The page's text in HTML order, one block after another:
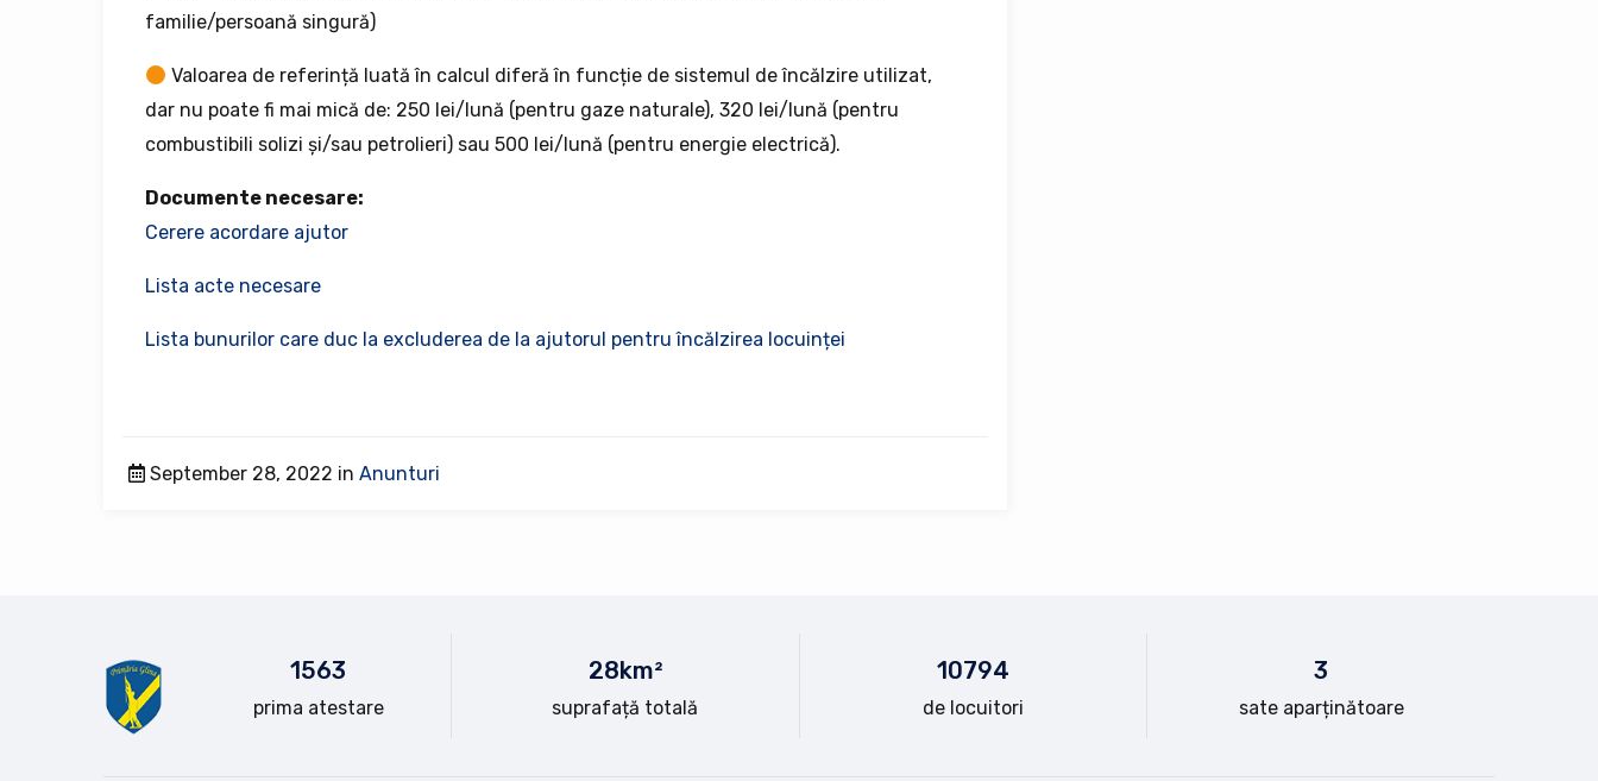
familie/persoană singură)
Valoarea de referință luată în calcul diferă în funcție de sistemul de încălzire utilizat,
dar nu poate fi mai mică de: 250 lei/lună (pentru gaze naturale), 320 lei/lună (pentru
combustibili solizi și/sau petrolieri) sau 500 lei/lună (pentru energie electrică).
Documente necesare:
Cerere acordare ajutor
Lista acte necesare
Lista bunurilor care duc la excluderea de la ajutorul pentru încălzirea locuinței
September 28, 2022 in Anunturi
1563
prima atestare
28km²
suprafață totală
10794
de locuitori
3
sate aparținătoare